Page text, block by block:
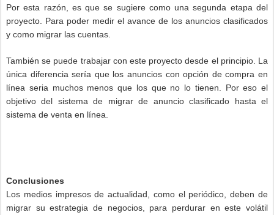
Por esta razón, es que se sugiere como una segunda etapa del
proyecto. Para poder medir el avance de los anuncios clasificados
y como migrar las cuentas.
También se puede trabajar con este proyecto desde el principio. La
única diferencia sería que los anuncios con opción de compra en
línea seria muchos menos que los que no lo tienen. Por eso el
objetivo del sistema de migrar de anuncio clasificado hasta el
sistema de venta en línea.
Conclusiones
Los medios impresos de actualidad, como el periódico, deben de
migrar su estrategia de negocios, para perdurar en este volátil